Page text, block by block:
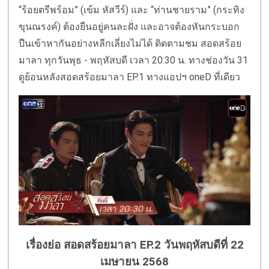
“ร้อยตรีพร้อม” (เข้ม หัสวีร์) และ “ท่านชายราม” (กระทิง
ขุนณรงค์) ต้องยืนอยู่คนละฝั่ง และอาจต้องหันกระบอก
ปืนเข้าหากันอย่างหลีกเลี่ยงไม่ได้ ติดตามชม สอดสร้อย
มาลา ทุกวันพุธ - พฤหัสบดี เวลา 20:30 น. ทางช่องวัน 31
ดูย้อนหลังสอดสร้อยมาลา EP.1 ทางแอปฯ oneD ที่เดียว
เรื่องย่อ สอดสร้อยมาลา EP.2 วันพฤหัสบดีที่ 22
เมษายน 2568